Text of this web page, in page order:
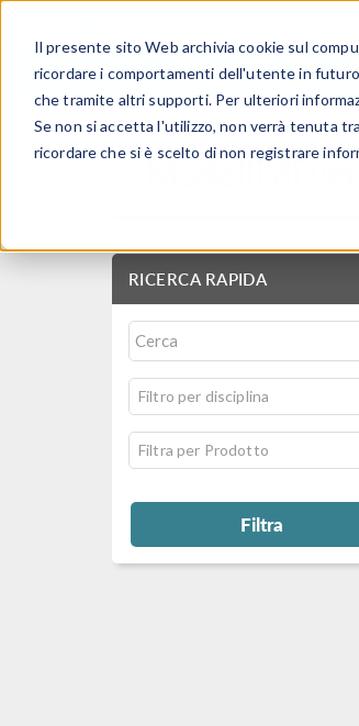
Il presente sito Web archivia cookie sul
ricordare i comportamenti dell'utente in
che tramite altri supporti. Per ulteriori
Se non si accetta l'utilizzo, non verrà tenuta
ricordare che si è scelto di non registrare
Modelli di
RICERCA RAPIDA
Filtro per disciplina
Filtra per Prodotto
Filtra